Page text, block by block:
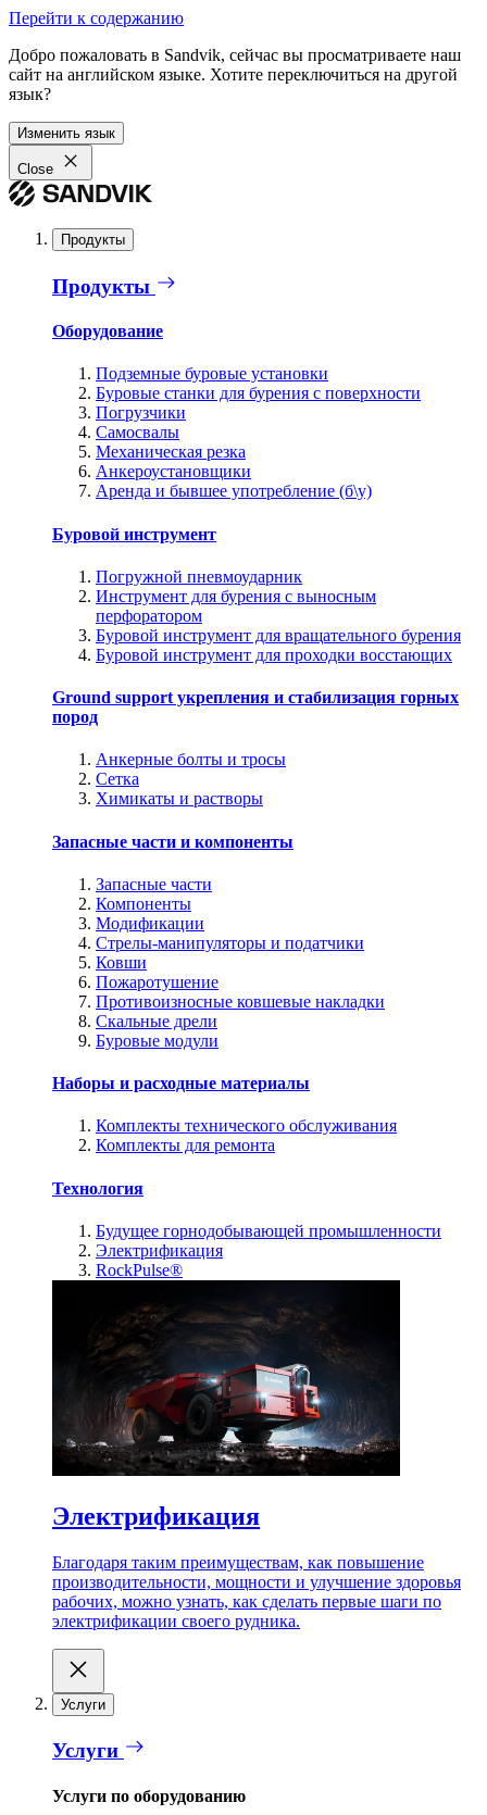
Перейти к содержанию
Добро пожаловать в Sandvik, сейчас вы просматриваете наш
сайт на английском языке. Хотите переключиться на другой
язык?
Изменить язык
Close
Продукты
Продукты
Оборудование
Подземные буровые установки
Буровые станки для бурения с поверхности
Погрузчики
Самосвалы
Механическая резка
Анкероустановщики
Аренда и бывшее употребление (б\у)
Буровой инструмент
Погружной пневмоударник
Инструмент для бурения с выносным
перфоратором
Буровой инструмент для вращательного бурения
Буровой инструмент для проходки восстающих
Ground support укрепления и стабилизация горных
пород
Анкерные болты и тросы
Сетка
Химикаты и растворы
Запасные части и компоненты
Запасные части
Компоненты
Модификации
Стрелы-манипуляторы и податчики
Ковши
Пожаротушение
Противоизносные ковшевые накладки
Скальные дрели
Буровые модули
Наборы и расходные материалы
Комплекты технического обслуживания
Комплекты для ремонта
Технология
Будущее горнодобывающей промышленности
Электрификация
RockPulse®
Электрификация
Благодаря таким преимуществам, как повышение
производительности, мощности и улучшение здоровья
рабочих, можно узнать, как сделать первые шаги по
электрификации своего рудника.
Услуги
Услуги
Услуги по оборудованию